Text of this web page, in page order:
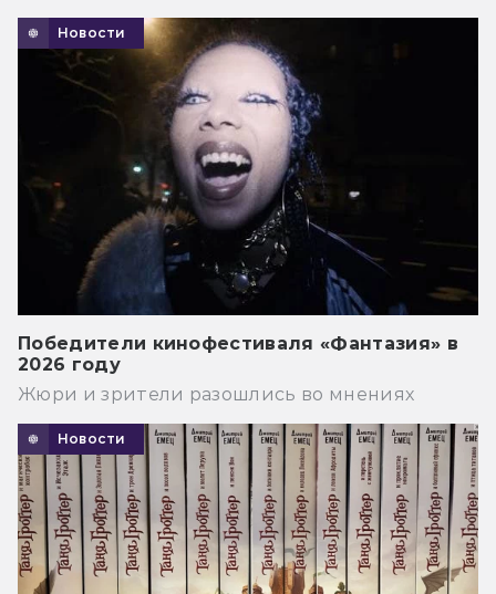
Новости
Победители кинофестиваля «Фантазия» в
2026 году
Жюри и зрители разошлись во мнениях
Новости